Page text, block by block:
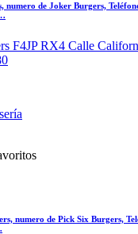
numero de Joker Burgers,
F4JP RX4 Calle
numero de Pick Six Burgers,